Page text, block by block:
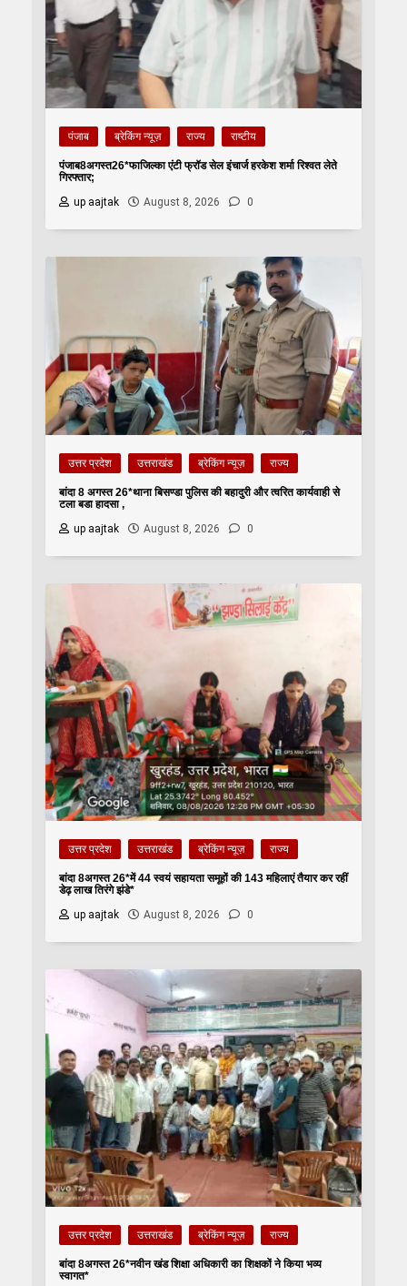
पंजाब ब्रेकिंग न्यूज़ राज्य राष्टीय
पंजाब8अगस्त26*फाजिल्का एंटी फ्रॉड सेल इंचार्ज हरकेश शर्मा रिश्वत लेते
गिरफ्तार;
up aajtak
August 8, 2026 0
उत्तर प्रदेश उत्तराखंड ब्रेकिंग न्यूज़ राज्य
बांदा 8 अगस्त 26*थाना बिसण्डा पुलिस की बहादुरी और त्वरित कार्यवाही से
टला बडा हादसा ,
up aajtak
August 8, 2026 0
उत्तर प्रदेश उत्तराखंड ब्रेकिंग न्यूज़ राज्य
बांदा 8अगस्त 26*में 44 स्वयं सहायता समूहों की 143 महिलाएं तैयार कर रहीं
डेढ़ लाख तिरंगे झंडे*
up aajtak
August 8, 2026 0
उत्तर प्रदेश उत्तराखंड ब्रेकिंग न्यूज़ राज्य
बांदा 8अगस्त 26*नवीन खंड शिक्षा अधिकारी का शिक्षकों ने किया भव्य
स्वागत*